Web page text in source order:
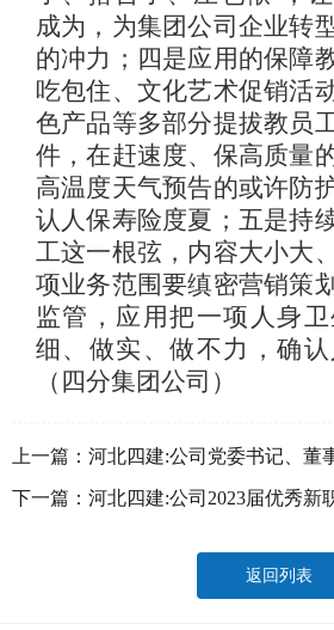
成为，为集团公司企业转
的冲力；四是应用的保障
吃包住、文化艺术促销活
色产品等多部分提拔教员
件，在赶速度、保高质量
高温度天气预告的或许防
认人保寿险度夏；五是持
工这一根弦，内容大小大
项业务范围要缜密营销策
监管，应用把一项人身
细、做实、做不力，确认
（四分集团公司）
上一篇： 河北四建:公司党委书记、董
教育专题党课
下一篇： 河北四建:公司2023届优秀新
返回列表